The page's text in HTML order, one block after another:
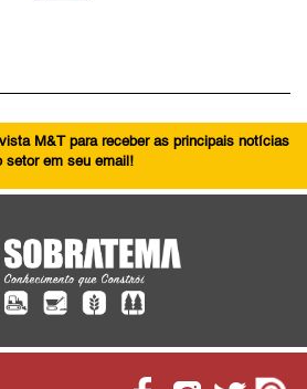
M&T para receber as principais notícias
setor em seu email!